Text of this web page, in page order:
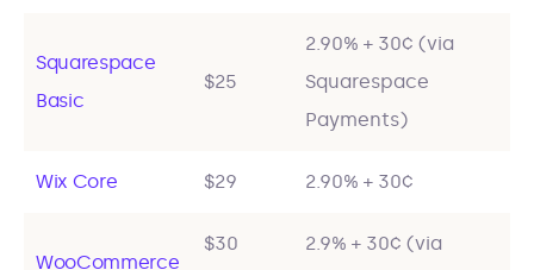
Squarespace
Basic
$25
2.90% + 30¢ (via
Squarespace
Payments)
Wix Core $29 2.90% + 30¢
WooCommerce
$30
2.9% + 30¢ (via